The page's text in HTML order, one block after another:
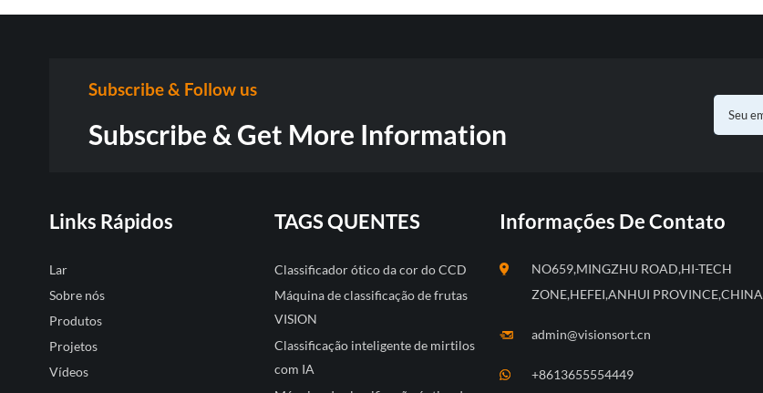
Subscribe & Follow us
Subscribe & Get More Information
Links Rápidos
Lar
Sobre nós
Produtos
Projetos
Vídeos
TAGS QUENTES
Classificador ótico da cor do CCD
Máquina de classificação de frutas
VISION
Classificação inteligente de mirtilos
com IA
Informações De Contato
NO659,MINGZHU ROAD,HI-TECH
ZONE,HEFEI,ANHUI PROVINCE,CHINA
admin@visionsort.cn
+8613655554449